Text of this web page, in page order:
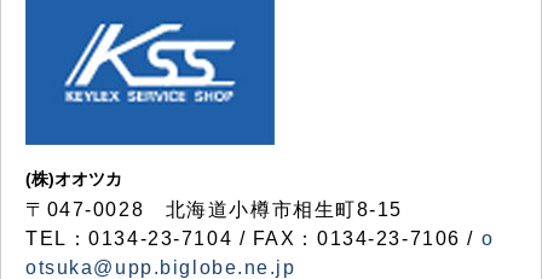
(株)オオツカ
〒047-0028 北海道小樽市相生町8-15
TEL：0134-23-7104 / FAX：0134-23-7106 / o
otsuka@upp.biglobe.ne.jp